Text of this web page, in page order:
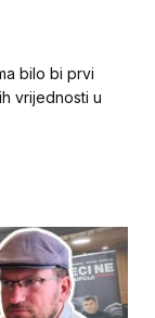
bilo bi prvi
vrijednosti u